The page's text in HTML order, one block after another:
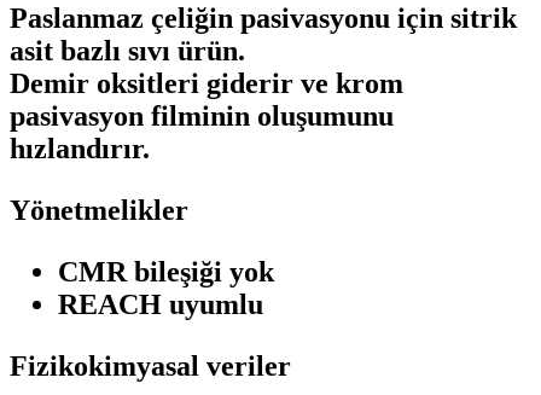
Paslanmaz çeliğin pasivasyonu için sitrik
asit bazlı sıvı ürün.
Demir oksitleri giderir ve krom
pasivasyon filminin oluşumunu
hızlandırır.
Yönetmelikler
CMR bileşiği yok
REACH uyumlu
Fizikokimyasal veriler